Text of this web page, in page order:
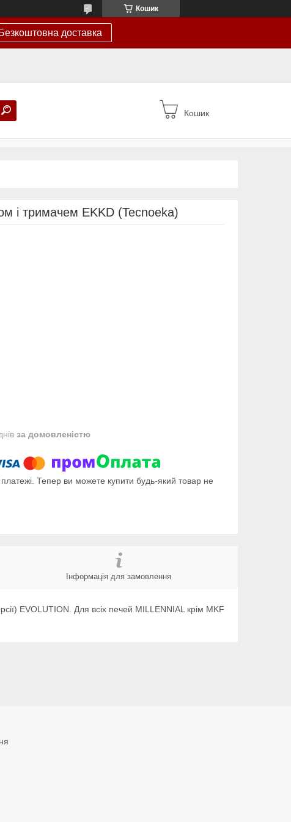
Кошик
Безкоштовна доставка
Кошик
і тримачем EKKD (Tecnoeka)
за домовленістю
платежі. Тепер ви можете купити будь-який товар не
Інформація для замовлення
EVOLUTION. Для всіх печей MILLENNIAL крім MKF